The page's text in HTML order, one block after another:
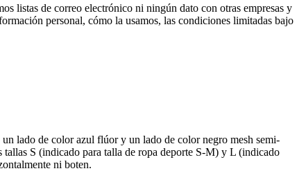
listas de correo electrónico ni ningún dato con otras empresas y
personal, cómo la usamos, las condiciones limitadas bajo
lado de color azul flúor y un lado de color negro mesh semi-
S (indicado para talla de ropa deporte S-M) y L (indicado
ni boten.